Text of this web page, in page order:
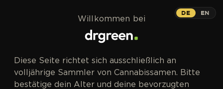
DE EN
Willkommen bei
Diese Seite richtet sich ausschließlich an
volljährige Sammler von Cannabissamen. Bitte
bestätige dein Alter und deine bevorzugten